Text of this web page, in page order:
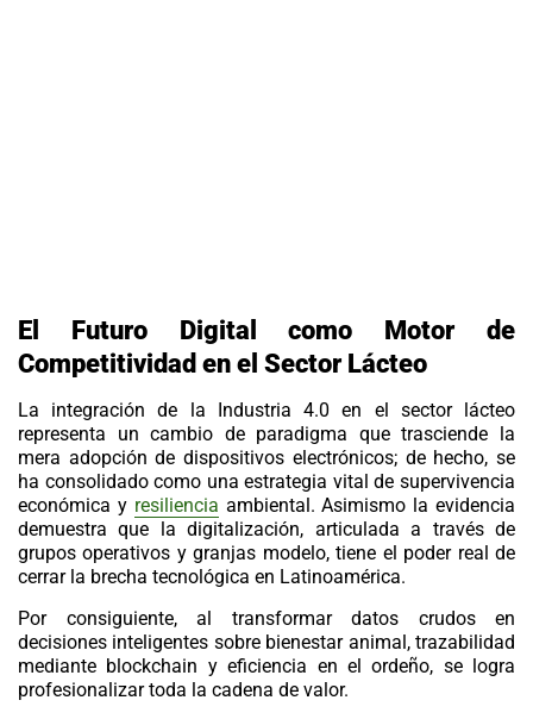
El Futuro Digital como Motor de
Competitividad en el Sector Lácteo
La integración de la Industria 4.0 en el sector lácteo
representa un cambio de paradigma que trasciende la
mera adopción de dispositivos electrónicos; de hecho, se
ha consolidado como una estrategia vital de supervivencia
económica y resiliencia ambiental. Asimismo la evidencia
demuestra que la digitalización, articulada a través de
grupos operativos y granjas modelo, tiene el poder real de
cerrar la brecha tecnológica en Latinoamérica.
Por consiguiente, al transformar datos crudos en
decisiones inteligentes sobre bienestar animal, trazabilidad
mediante blockchain y eficiencia en el ordeño, se logra
profesionalizar toda la cadena de valor.